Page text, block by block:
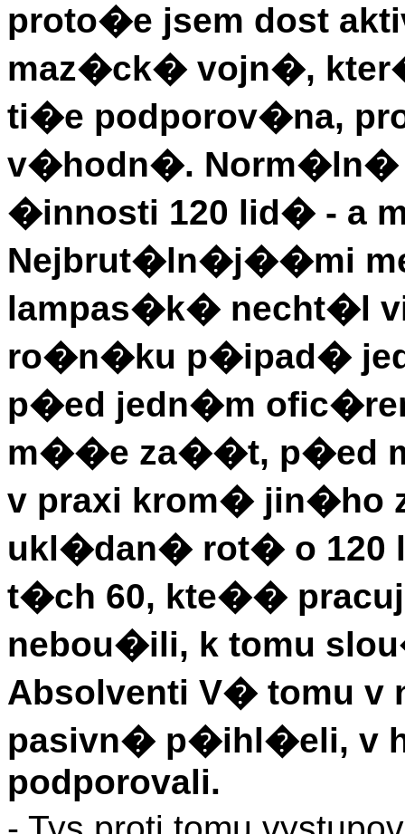
proto�e jsem dost
maz�ck� vojn�,
ti�e podporov�na,
v�hodn�. Norm�ln�
�innosti 120 lid� - a
Nejbrut�ln�j��mi
lampas�k� necht�l
ro�n�ku p�ipad�
p�ed jedn�m
m��e za��t, p�ed
v praxi krom� jin�ho
ukl�dan� rot� o 120
t�ch 60, kte��
nebou�ili, k tomu
Absolventi V� tomu
pasivn� p�ihl�eli, v
podporovali.